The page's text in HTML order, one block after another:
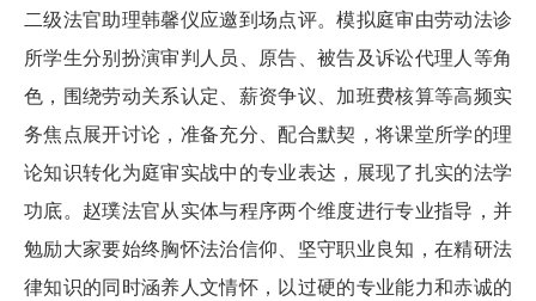
二级法官助理韩馨仪应邀到场点评。模拟庭审由劳动法诊
所学生分别扮演审判人员、原告、被告及诉讼代理人等角
色，围绕劳动关系认定、薪资争议、加班费核算等高频实
务焦点展开讨论，准备充分、配合默契，将课堂所学的理
论知识转化为庭审实战中的专业表达，展现了扎实的法学
功底。赵璞法官从实体与程序两个维度进行专业指导，并
勉励大家要始终胸怀法治信仰、坚守职业良知，在精研法
律知识的同时涵养人文情怀，以过硬的专业能力和赤诚的